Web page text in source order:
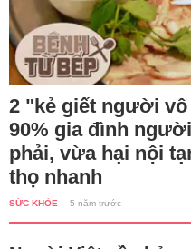
2 "kẻ giết người
90% gia đình
phải, vừa hại nội
thọ nhanh
SỨC KHỎE - 5 năm trước